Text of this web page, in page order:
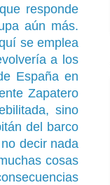
responde
aún más.
se emplea
a los
España en
Zapatero
sino
del barco
decir nada
cosas